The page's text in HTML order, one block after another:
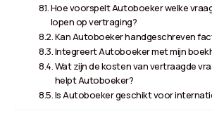
Hoe voorspelt Autoboeker welke
lopen op vertraging?
Kan Autoboeker handgeschreven
Integreert Autoboeker met mijn
Wat zijn de kosten van vertraagde
helpt Autoboeker?
Is Autoboeker geschikt voor